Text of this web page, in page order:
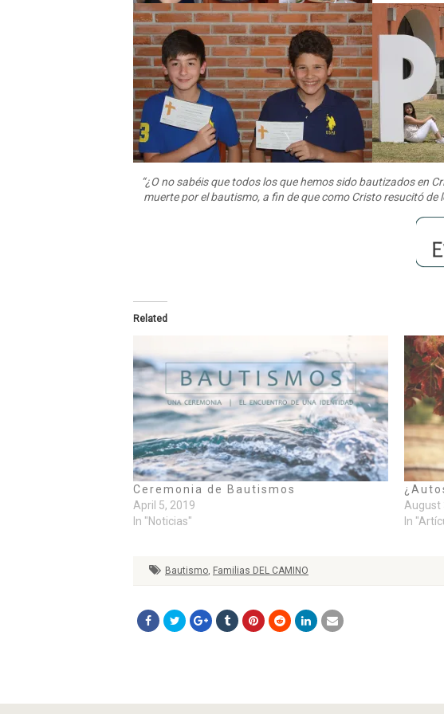
“¿O no sabéis que todos los que hemos sido bautizados en
muerte por el bautismo, a fin de que como Cristo resucitó
Related
Ceremonia de Bautismos
April 5, 2019
In "Noticias"
August
In
Bautismo, Familias DEL CAMINO